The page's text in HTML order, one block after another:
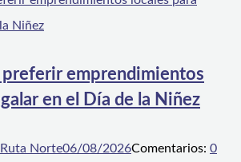
preferir emprendimientos
en el Día de la Niñez
Ruta Norte06/08/2026Comentarios: 0